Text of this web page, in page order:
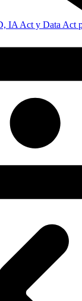
IA Act y Data Act